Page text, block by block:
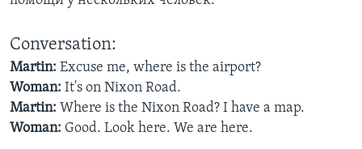
АМЕРИКА. БОЛЬШОЕ ПУТЕШЕСТВИЕ
ПОДПИСКА НА НОВОСТИ
Learning English
СОЦИАЛЬНЫЕ СЕТИ
Conversation:
Martin: Excuse me, where is the airport?
Woman: It's on Nixon Road.
Martin: Where is the Nixon Road? I have a map.
Woman: Good. Look here. We are here.